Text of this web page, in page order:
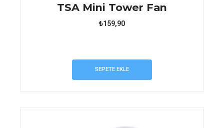
TSA Mini Tower Fan
₺159,90
SEPETE EKLE